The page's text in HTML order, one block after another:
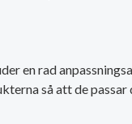
en rad
så att de passar